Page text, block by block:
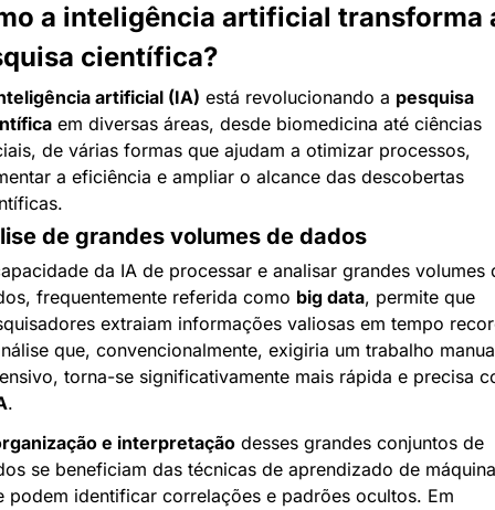
a inteligência artificial transforma
científica?
artificial (IA) está revolucionando a pesquisa
em diversas áreas, desde biomedicina até ciências
de várias formas que ajudam a otimizar processos,
a eficiência e ampliar o alcance das descobertas
de grandes volumes de dados
da IA de processar e analisar grandes volumes
frequentemente referida como big data, permite que
extraiam informações valiosas em tempo
que, convencionalmente, exigiria um trabalho
torna-se significativamente mais rápida e precisa
.
e interpretação desses grandes conjuntos de
se beneficiam das técnicas de aprendizado de
podem identificar correlações e padrões ocultos. Em